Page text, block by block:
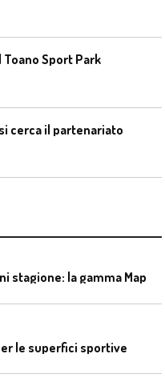
Sport Park
cerca il partenariato
le superfici sportive